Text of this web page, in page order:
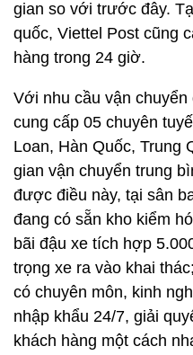
gian so với trước đây.
quốc, Viettel Post cũng
hàng trong 24 giờ.
Với nhu cầu vận
cung cấp 05 chuyên
Loan, Hàn Quốc, Trung
gian vận chuyển trung
được điều này, tại sân
đang có sẵn kho kiểm
bãi đậu xe tích hợp
trọng xe ra vào khai
có chuyên môn, kinh
nhập khẩu 24/7, giải
khách hàng một cách